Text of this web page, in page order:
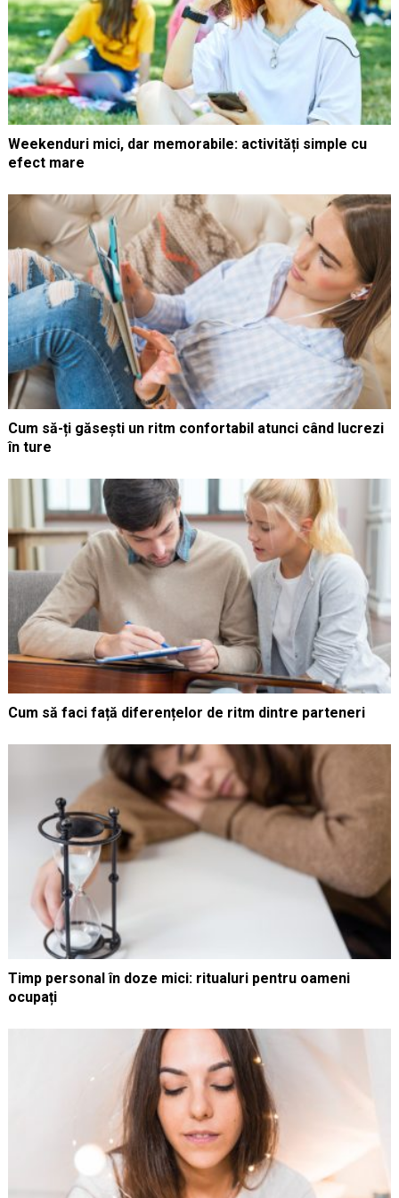
Weekenduri mici, dar memorabile: activități simple cu
efect mare
Cum să-ți găsești un ritm confortabil atunci când lucrezi
în ture
Cum să faci față diferențelor de ritm dintre parteneri
Timp personal în doze mici: ritualuri pentru oameni
ocupați